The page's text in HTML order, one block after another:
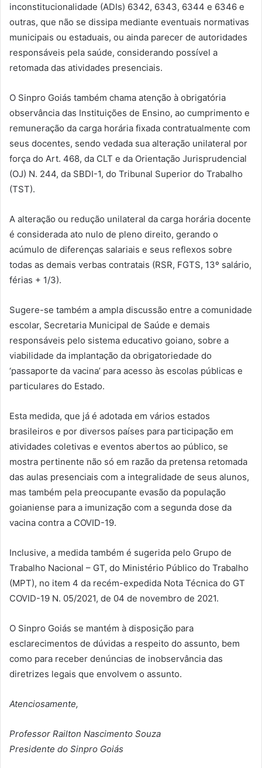
inconstitucionalidade (ADIs) 6342, 6343, 6344 e 6346 e
outras, que não se dissipa mediante eventuais normativas
municipais ou estaduais, ou ainda parecer de autoridades
responsáveis pela saúde, considerando possível a
retomada das atividades presenciais.
O Sinpro Goiás também chama atenção à obrigatória
observância das Instituições de Ensino, ao cumprimento e
remuneração da carga horária fixada contratualmente com
seus docentes, sendo vedada sua alteração unilateral por
força do Art. 468, da CLT e da Orientação Jurisprudencial
(OJ) N. 244, da SBDI-1, do Tribunal Superior do Trabalho
(TST).
A alteração ou redução unilateral da carga horária docente
é considerada ato nulo de pleno direito, gerando o
acúmulo de diferenças salariais e seus reflexos sobre
todas as demais verbas contratais (RSR, FGTS, 13º salário,
férias + 1/3).
Sugere-se também a ampla discussão entre a comunidade
escolar, Secretaria Municipal de Saúde e demais
responsáveis pelo sistema educativo goiano, sobre a
viabilidade da implantação da obrigatoriedade do
‘passaporte da vacina’ para acesso às escolas públicas e
particulares do Estado.
Esta medida, que já é adotada em vários estados
brasileiros e por diversos países para participação em
atividades coletivas e eventos abertos ao público, se
mostra pertinente não só em razão da pretensa retomada
das aulas presenciais com a integralidade de seus alunos,
mas também pela preocupante evasão da população
goianiense para a imunização com a segunda dose da
vacina contra a COVID-19.
Inclusive, a medida também é sugerida pelo Grupo de
Trabalho Nacional – GT, do Ministério Público do Trabalho
(MPT), no item 4 da recém-expedida Nota Técnica do GT
COVID-19 N. 05/2021, de 04 de novembro de 2021.
O Sinpro Goiás se mantém à disposição para
esclarecimentos de dúvidas a respeito do assunto, bem
como para receber denúncias de inobservância das
diretrizes legais que envolvem o assunto.
Atenciosamente,
Professor Railton Nascimento Souza
Presidente do Sinpro Goiás